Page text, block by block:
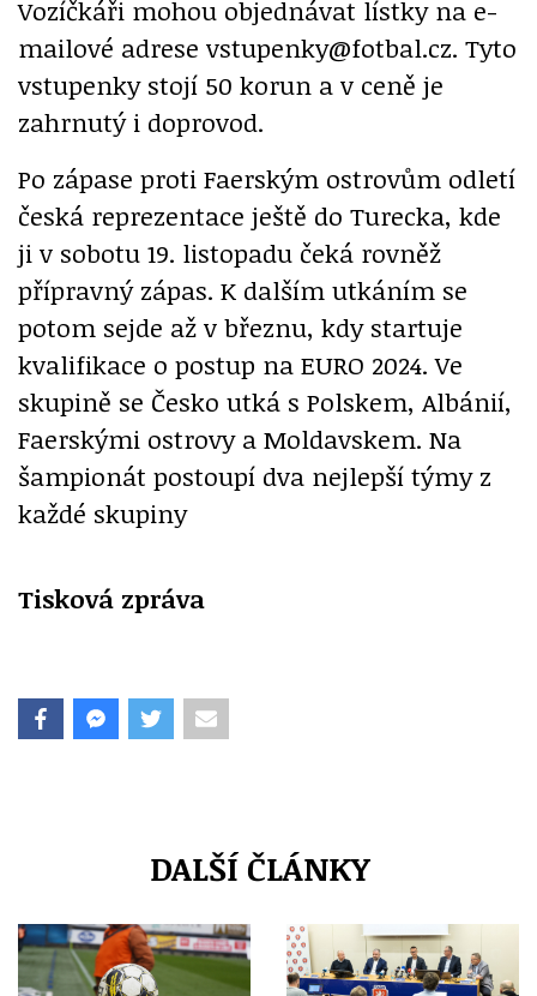
Vozíčkáři mohou objednávat lístky na e-
mailové adrese vstupenky@fotbal.cz. Tyto
vstupenky stojí 50 korun a v ceně je
zahrnutý i doprovod.
Po zápase proti Faerským ostrovům odletí
česká reprezentace ještě do Turecka, kde
ji v sobotu 19. listopadu čeká rovněž
přípravný zápas. K dalším utkáním se
potom sejde až v březnu, kdy startuje
kvalifikace o postup na EURO 2024. Ve
skupině se Česko utká s Polskem, Albánií,
Faerskými ostrovy a Moldavskem. Na
šampionát postoupí dva nejlepší týmy z
každé skupiny
Tisková zpráva
DALŠÍ ČLÁNKY